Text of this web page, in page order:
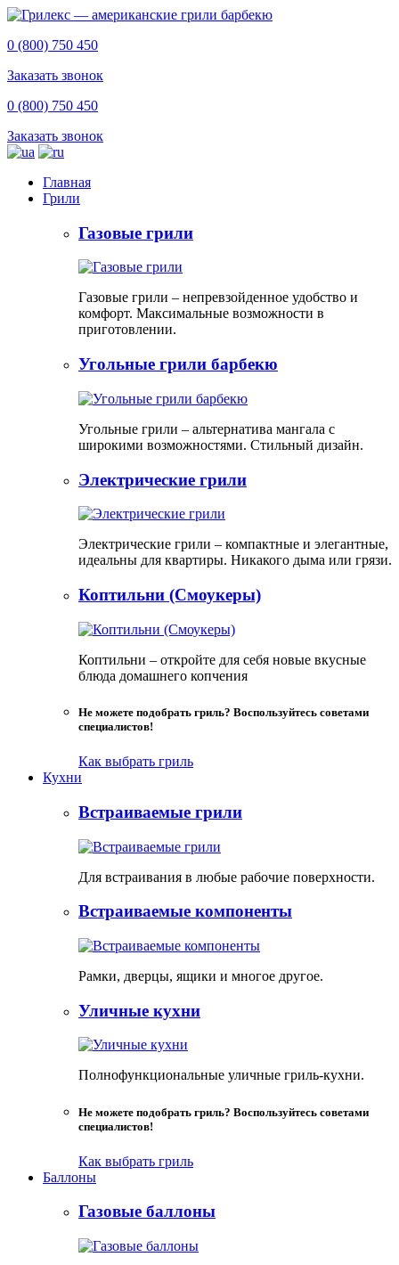
0 (800) 750 450
Заказать звонок
0 (800) 750 450
Заказать звонок
Главная
Грили
Газовые грили
Газовые грили – непревзойденное удобство и
комфорт. Максимальные возможности в
приготовлении.
Угольные грили барбекю
Угольные грили – альтернатива мангала с
широкими возможностями. Стильный дизайн.
Электрические грили
Электрические грили – компактные и элегантные,
идеальны для квартиры. Никакого дыма или грязи.
Коптильни (Смоукеры)
Коптильни – откройте для себя новые вкусные
блюда домашнего копчения
Не можете подобрать гриль? Воспользуйтесь советами
специалистов!
Как выбрать гриль
Кухни
Встраиваемые грили
Для встраивания в любые рабочие поверхности.
Встраиваемые компоненты
Рамки, дверцы, ящики и многое другое.
Уличные кухни
Полнофункциональные уличные гриль-кухни.
Не можете подобрать гриль? Воспользуйтесь советами
специалистов!
Как выбрать гриль
Баллоны
Газовые баллоны